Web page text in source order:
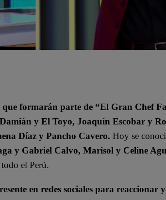
que formarán parte de “El Gran Chef
Damián y El Toyo, Joaquín Escobar y
Díaz y Pancho Cavero. Hoy se
y Gabriel Calvo, Marisol y Celine
el Perú.
en redes sociales para reaccionar